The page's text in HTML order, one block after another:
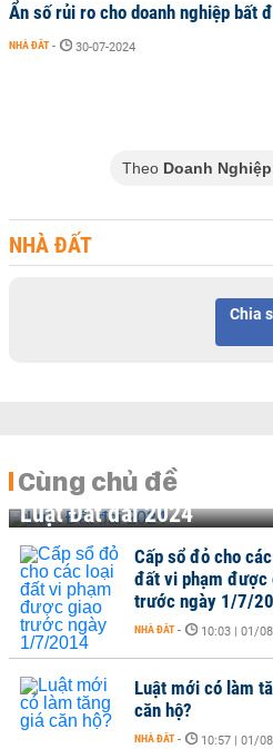
Ẩn số rủi ro cho doanh nghiệp bất
NHÀ ĐẤT - 30-07-2024
Theo Doanh
NHÀ ĐẤT
Chia
Cùng chủ đề
Luật Đất đai 2024
Cấp sổ đỏ cho
đất vi phạm được
trước ngày 1/7/
NHÀ ĐẤT - 10:03 | 01/
Luật mới có làm
căn hộ?
NHÀ ĐẤT - 10:57 | 01/